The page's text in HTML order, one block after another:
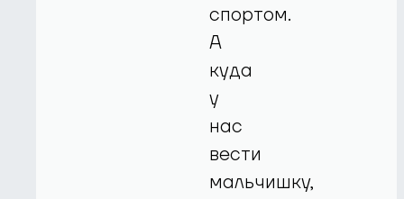
спортом.
А
куда
у
нас
вести
мальчишку,